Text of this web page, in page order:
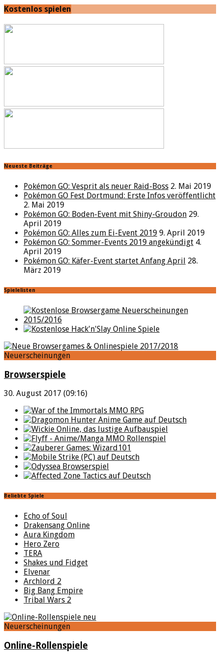
Kostenlos spielen
Neueste Beiträge
Pokémon GO: Vesprit als neuer Raid-Boss 2. Mai 2019
Pokémon GO Fest Dortmund: Erste Infos veröffentlicht
2. Mai 2019
Pokémon GO: Boden-Event mit Shiny-Groudon 29.
April 2019
Pokémon GO: Alles zum Ei-Event 2019 9. April 2019
Pokémon GO: Sommer-Events 2019 angekündigt 4.
April 2019
Pokémon GO: Käfer-Event startet Anfang April 28.
März 2019
Spielelisten
Neuerscheinungen
Browserspiele
30. August 2017 (09:16)
Beliebte Spiele
Echo of Soul
Drakensang Online
Aura Kingdom
Hero Zero
TERA
Shakes und Fidget
Elvenar
Archlord 2
Big Bang Empire
Tribal Wars 2
Neuerscheinungen
Online-Rollenspiele